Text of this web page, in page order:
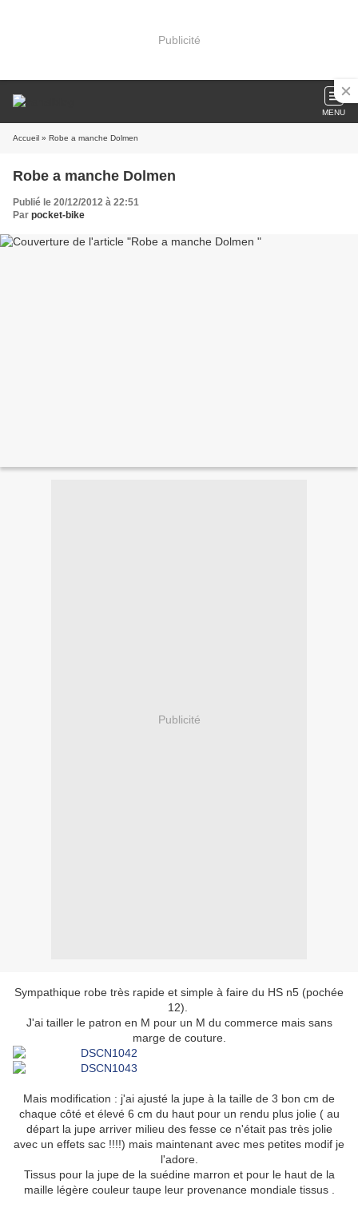
Publicité
MENU
Accueil » Robe a manche Dolmen
Robe a manche Dolmen
Publié le 20/12/2012 à 22:51
Par pocket-bike
Publicité
Sympathique robe très rapide et simple à faire du HS n5 (pochée
12).
J'ai tailler le patron en M pour un M du commerce mais sans
marge de couture.
Mais modification : j'ai ajusté la jupe à la taille de 3 bon cm de
chaque côté et élevé 6 cm du haut pour un rendu plus jolie ( au
départ la jupe arriver milieu des fesse ce n'était pas très jolie
avec un effets sac !!!!) mais maintenant avec mes petites modif je
l'adore.
Tissus pour la jupe de la suédine marron et pour le haut de la
maille légère couleur taupe leur provenance mondiale tissus .